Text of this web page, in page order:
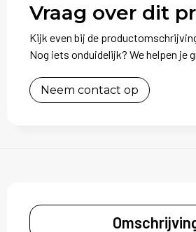
Vraag over dit
Kijk even bij de
Nog iets onduidelijk? We helpen je
Neem contact op